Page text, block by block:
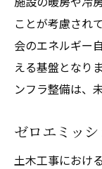
ことが考慮され
会のエネルギー
える基盤となり
ンフラ整備は、
ゼロエミッ
土木工事におけ